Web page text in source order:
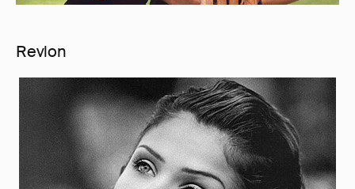
Revlon